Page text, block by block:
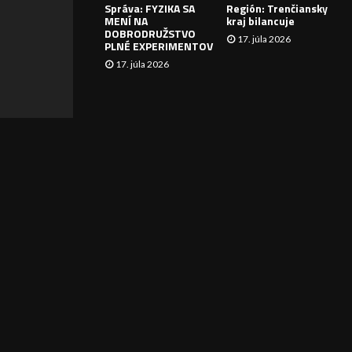
I
Správa: FYZIKA SA
MENÍ NA
DOBRODRUŽSTVO
PLNÉ EXPERIMENTOV
17. júla 2026
Región: Trenčiansky
kraj bilancuje
17. júla 2026